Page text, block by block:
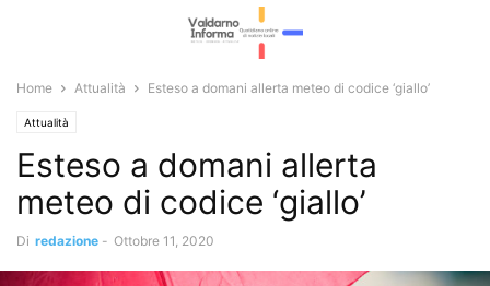
Home Attualità Esteso a domani allerta meteo di codice ‘giallo’
Attualità
Esteso a domani allerta
meteo di codice ‘giallo’
Di redazione - Ottobre 11, 2020